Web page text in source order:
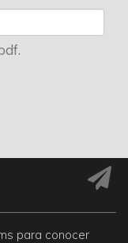
para conocer